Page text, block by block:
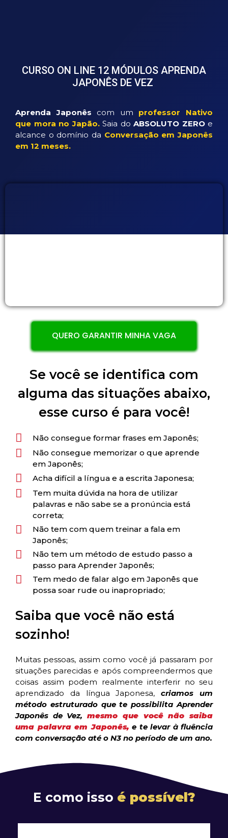
CURSO ON LINE 12 MÓDULOS APRENDA
JAPONÊS DE VEZ
Aprenda Japonês com um professor Nativo
que mora no Japão.Saia do ABSOLUTO ZERO e
alcance o domínio da Conversação em Japonês
em 12 meses.
QUERO GARANTIR MINHA VAGA
Se você se identifica com
alguma das situações abaixo,
esse curso é para você!
Não consegue formar frases em Japonês;
Não consegue memorizar o que aprende
em Japonês;
Acha difícil a língua e a escrita Japonesa;
Tem muita dúvida na hora de utilizar
palavras e não sabe se a pronúncia está
correta;
Não tem com quem treinar a fala em
Japonês;
Não tem um método de estudo passo a
passo para Aprender Japonês;
Tem medo de falar algo em Japonês que
possa soar rude ou inapropriado;
Saiba que você não está
sozinho!
Muitas pessoas, assim como você já passaram por
situações parecidas e após compreendermos que
coisas assim podem realmente interferir no seu
aprendizado da língua Japonesa,criamos um
método estruturado que te possibilita Aprender
Japonês de Vez,mesmo que você não saiba
uma palavra em Japonês, e te levar à fluência
com conversação até o N3 no período de um ano.
E como isso é possível?